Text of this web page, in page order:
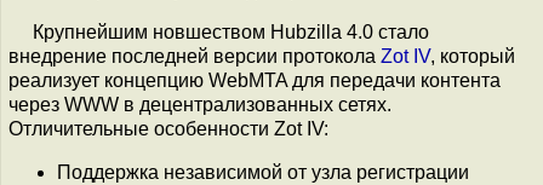
Крупнейшим новшеством Hubzilla 4.0 стало
внедрение последней версии протокола Zot IV, который
реализует концепцию WebMTA для передачи контента
через WWW в децентрализованных сетях.
Отличительные особенности Zot IV:
Поддержка независимой от узла регистрации